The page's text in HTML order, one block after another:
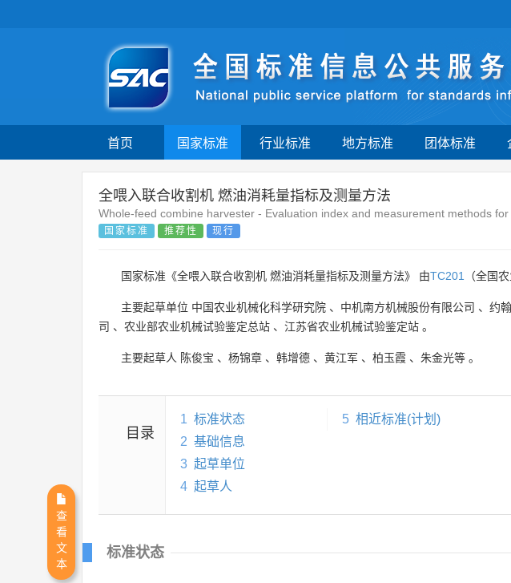
首页 国家标准 行业标准 地方标准 团体标准
全喂入联合收割机 燃油消耗量指标及测量方法
Whole-feed combine harvester - Evaluation index and measurement methods
国家标准 推荐性 现行
国家标准《全喂入联合收割机 燃油消耗量指标及测量方法》 由TC201 （全国
主要起草单位 中国农业机械化科学研究院 、 中机南方机械股份有限公司 、 约
司 、 农业部农业机械试验鉴定总站 、 江苏省农业机械试验鉴定站 。
主要起草人 陈俊宝 、 杨锦章 、 韩增德 、 黄江军 、 柏玉霞 、 朱金光等 。
目录
1 标准状态
2 基础信息
3 起草单位
4 起草人
5 相近标准(计划)
标准状态
查
看
文
本